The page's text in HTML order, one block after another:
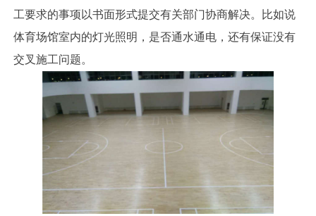
工要求的事项以书面形式提交有关部门协商解决。比如说
体育场馆室内的灯光照明，是否通水通电，还有保证没有
交叉施工问题。